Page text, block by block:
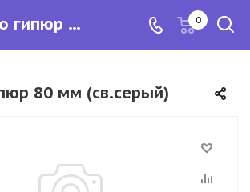
Кружево гипюр 80 мм 0
80 мм (св.серый)